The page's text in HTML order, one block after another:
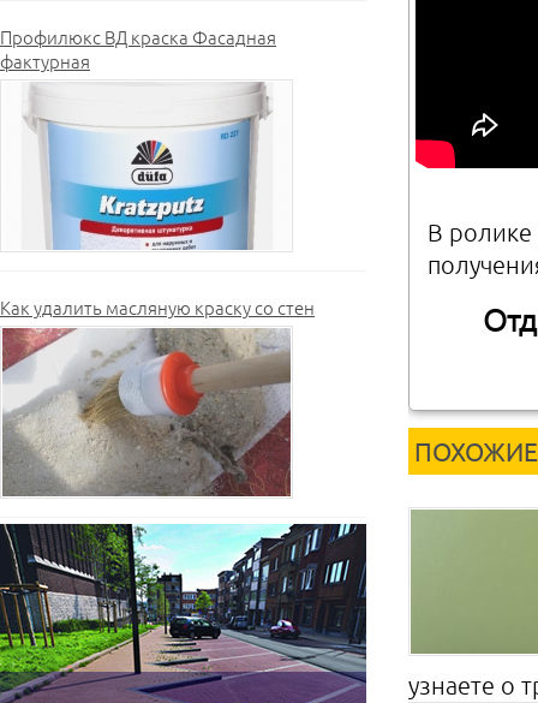
Профилюкс ВД краска Фасадная
фактурная
Как удалить масляную краску со стен
В ролике
узнаете о